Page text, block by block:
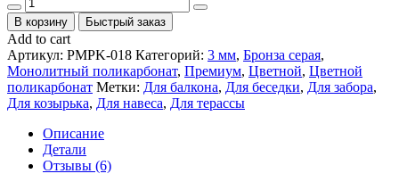
В корзину Быстрый заказ
Add to cart
Артикул: PMPK-018 Категорий: 3 мм, Бронза серая,
Монолитный поликарбонат, Премиум, Цветной, Цветной
поликарбонат Метки: Для балкона, Для беседки, Для забора,
Для козырька, Для навеса, Для терассы
Описание
Детали
Отзывы (6)